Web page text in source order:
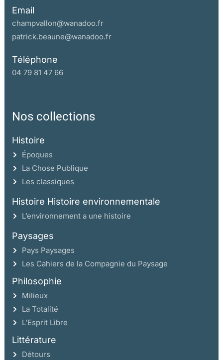
Email
champvallon@wanadoo.fr
patrick.beaune@wanadoo.fr
Téléphone
04 79 81 47 66
Nos collections
Histoire
Époques
La Chose Publique
Les classiques
Histoire Histoire environnementale
L’environnement a une histoire
Paysages
Pays Paysages
Les Cahiers de la Compagnie du Paysage
Philosophie
Milieux
La Totalité
L’Esprit Libre
Littérature
Détours